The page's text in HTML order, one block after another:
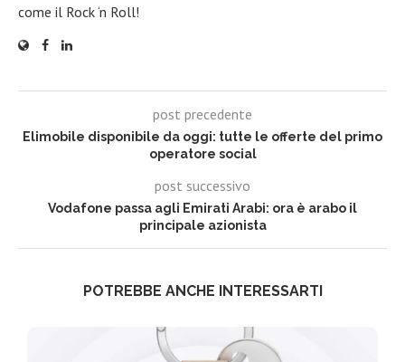
come il Rock ‘n Roll!
post precedente
Elimobile disponibile da oggi: tutte le offerte del primo
operatore social
post successivo
Vodafone passa agli Emirati Arabi: ora è arabo il
principale azionista
POTREBBE ANCHE INTERESSARTI